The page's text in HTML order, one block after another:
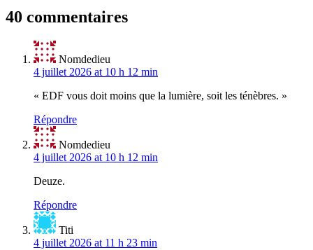
40 commentaires
Nomdedieu
4 juillet 2026 at 10 h 12 min
« EDF vous doit moins que la lumière, soit les ténèbres. »
Répondre
Nomdedieu
4 juillet 2026 at 10 h 12 min
Deuze.
Répondre
Titi
4 juillet 2026 at 11 h 23 min